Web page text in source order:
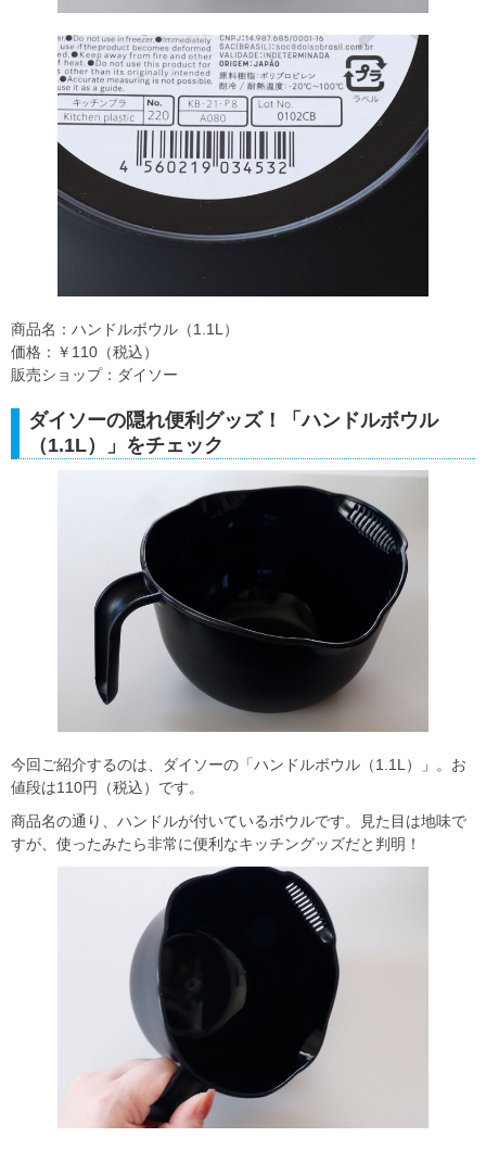
商品名：ハンドルボウル（1.1L）
価格：￥110（税込）
販売ショップ：ダイソー
ダイソーの隠れ便利グッズ！「ハンドルボウル
（1.1L）」をチェック
今回ご紹介するのは、ダイソーの「ハンドルボウル（1.1L）」。お
値段は110円（税込）です。
商品名の通り、ハンドルが付いているボウルです。見た目は地味で
すが、使ったみたら非常に便利なキッチングッズだと判明！